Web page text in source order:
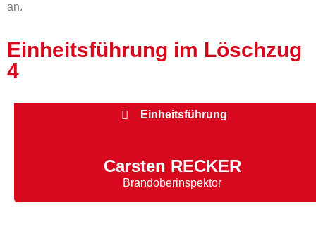
an.
Einheitsführung im Löschzug
4
Einheitsführung
Carsten RECKER
Brandoberinspektor